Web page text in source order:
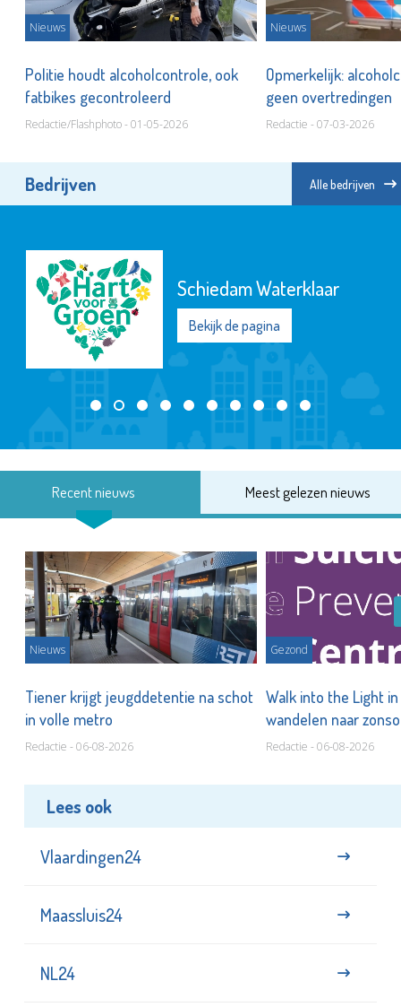
Nieuws
Politie houdt alcoholcontrole, ook
fatbikes gecontroleerd
Redactie/Flashphoto - 01-05-2026
Nieuws
Opmerkelijk:
geen overtredingen
Redactie - 07-03-2026
Bedrijven Alle bedrijven
Schiedam Waterklaar
Bekijk de pagina
Recent nieuws Meest gelezen nieuws
Nieuws
Tiener krijgt jeugddetentie na schot
in volle metro
Redactie - 06-08-2026
Gezond
Walk into the Light in
wandelen naar
te staan bij suïcide
Redactie - 06-08-2026
Lees ook
Vlaardingen24
Maassluis24
NL24